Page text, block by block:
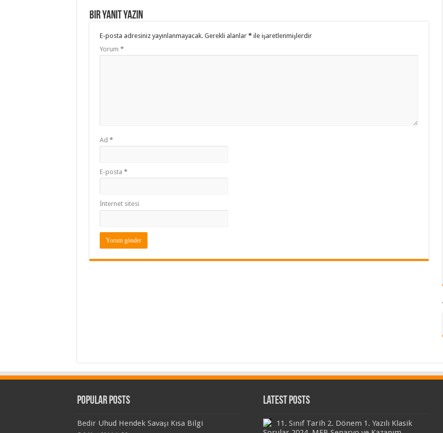
Bir yanıt yazın
E-posta adresiniz yayınlanmayacak. Gerekli alanlar *ile işaretlenmişlerdir
Yorum *
Ad *
E-posta *
İnternet sitesi
Popular Posts
Bedir Uhud Hendek Savaşı Kısa Bilgi
Latest Posts
11. Sınıf Tarih 2. Dönem 1. Yazılı Klasik